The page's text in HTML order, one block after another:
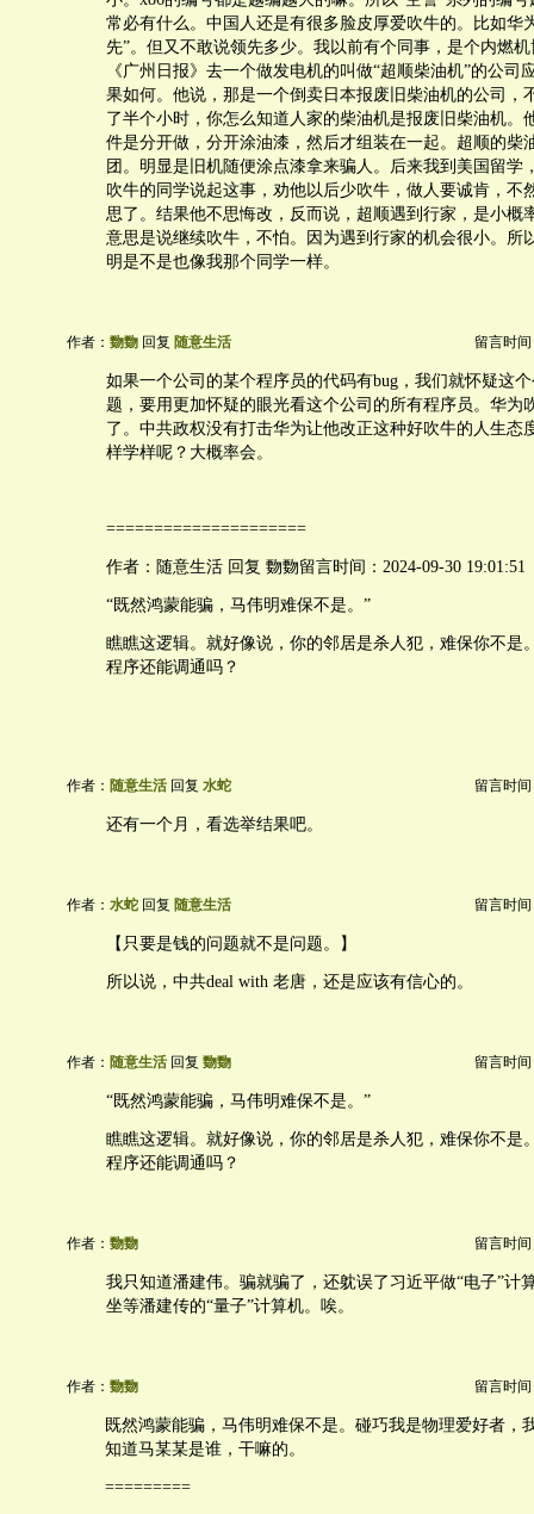
常必有什么。中国人还是有很多脸皮厚爱吹牛的。比如华
先”。但又不敢说领先多少。我以前有个同事，是个内燃
《广州日报》去一个做发电机的叫做“超顺柴油机”的公司
果如何。他说，那是一个倒卖日本报废旧柴油机的公司，
了半个小时，你怎么知道人家的柴油机是报废旧柴油机。
件是分开做，分开涂油漆，然后才组装在一起。超顺的柴
团。明显是旧机随便涂点漆拿来骗人。后来我到美国留学
吹牛的同学说起这事，劝他以后少吹牛，做人要诚肯，不
思了。结果他不思悔改，反而说，超顺遇到行家，是小概
意思是说继续吹牛，不怕。因为遇到行家的机会很小。所
明是不是也像我那个同学一样。
作者： 覅覅 回复 随意生活 留言时间
如果一个公司的某个程序员的代码有bug，我们就怀疑这
题，要用更加怀疑的眼光看这个公司的所有程序员。华为
了。中共政权没有打击华为让他改正这种好吹牛的人生态
样学样呢？大概率会。
=====================
作者：随意生活 回复 覅覅留言时间：2024-09-30 19:01:51
“既然鸿蒙能骗，马伟明难保不是。”
瞧瞧这逻辑。就好像说，你的邻居是杀人犯，难保你不是
程序还能调通吗？
作者： 随意生活 回复 水蛇 留言时间
还有一个月，看选举结果吧。
作者： 水蛇 回复 随意生活 留言时间
【只要是钱的问题就不是问题。】
所以说，中共deal with 老唐，还是应该有信心的。
作者： 随意生活 回复 覅覅 留言时间
“既然鸿蒙能骗，马伟明难保不是。”
瞧瞧这逻辑。就好像说，你的邻居是杀人犯，难保你不是
程序还能调通吗？
作者： 覅覅 留言时间
我只知道潘建伟。骗就骗了，还躭误了习近平做“电子”计
坐等潘建传的“量子”计算机。唉。
作者： 覅覅 留言时间
既然鸿蒙能骗，马伟明难保不是。碰巧我是物理爱好者，
知道马某某是谁，干嘛的。
=========